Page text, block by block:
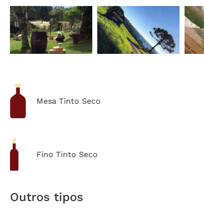
Mesa Tinto Seco
Fino Tinto Seco
Outros tipos